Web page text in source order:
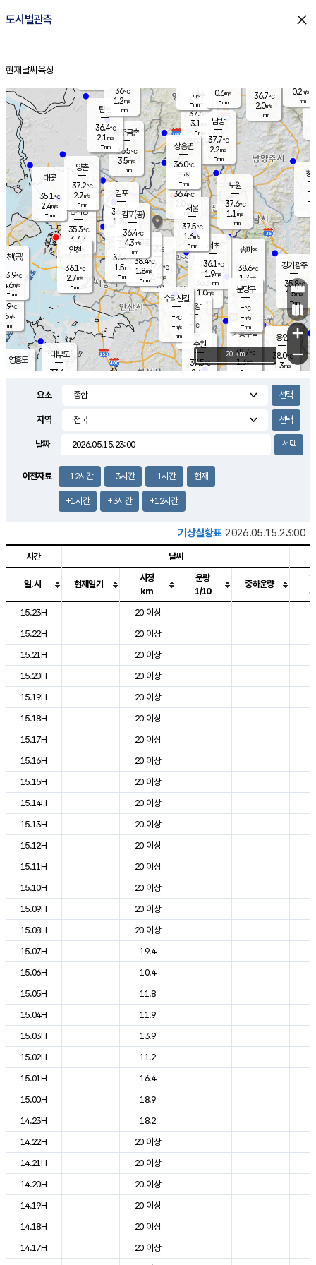
도시별관측 close
홈
현재날씨 육상
의도
℃
m/s
mm
영흥도
양주
37.6℃
3.1
-mm
과천
36.3℃
1.0m/s
- mm
용인
38.0℃
1.3m/s
경기광주
35.8℃
1.5m/s
-mm
3.9m/s
대부도
33.6
경서동
35.3℃
3.7 m/s
-mm
파주금촌
36.5℃
3.5m/s
-mm
36.7℃
2.0m/s
-mm
대곶
35.1℃
2.4m/s
-mm
창
-
-m/
-
탄현
36.4℃
2.1 m/s
-mm
0.2m/s
-mm
의왕
- ℃
m/s
mm
김포
36.8℃
1.7 m/s
mm
광명
37.4 ℃
2.4 m/s
-mm
부천
36.4℃
1.5m/s
-mm
양촌
37.2℃
2.7m/s
-mm
구로
38.4℃
1.8m/s
-mm
은평
36.4℃
2.0 m/s
- mm
노원
37.6℃
1.1 m/s
-mm
송파*
38.6℃
1.7m/s
-mm
서초
36.1℃
1.9m/s
-mm
남방
37.7℃
2.2m/s
-mm
기흥구갈
38.7℃
1.3m/s
-
수리산길
-℃
-m/s
-mm
분당구
-℃
-m/s
-mm
장흥면
36.0℃
-m/s
-mm
-m/s
-mm
인천(공)
33.9℃
4.6m/s
-mm
김포(공)
36.4℃
4.3m/s
-mm
수원
37.5℃
2.4 m/s
인천
36.1℃
2.7m/s
-mm
서울
37.5℃
1.6m/s
-mm
36℃
1.2m/s
-mm
0.6m/s
-mm
+
−
20 km
요소
지역
날짜
이전자료 -12시간 -3시간 -1시간 현재
+1시간 +3시간 +12시간
기상실황표 2026.05.15.23:00
도시별 기상실황표로 지점, 날씨, 기온, 강수, 바람, 기압등을 안내한 표입
시간 날씨
일.시 현재일기
시정
km
운량
1/10
중하운량
15.23H
20 이상
15.22H
20 이상
15.21H
20 이상
15.20H
20 이상
15.19H
20 이상
15.18H
20 이상
15.17H
20 이상
15.16H
20 이상
15.15H
20 이상
15.14H
20 이상
15.13H
20 이상
15.12H
20 이상
15.11H
20 이상
15.10H
20 이상
15.09H
20 이상
15.08H
20 이상
15.07H
19.4
15.06H
10.4
15.05H
11.8
15.04H
11.9
15.03H
13.9
15.02H
11.2
15.01H
16.4
15.00H
18.9
14.23H
18.2
14.22H
20 이상
14.21H
20 이상
14.20H
20 이상
14.19H
20 이상
14.18H
20 이상
14.17H
20 이상